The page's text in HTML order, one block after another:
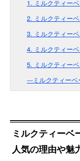
1. ミルクティー
2. ミルクティー
3. ミルクティー
4. ミルクティー
5. ミルクティー
---ミルクティー
ミルクティーベ
人気の理由や魅